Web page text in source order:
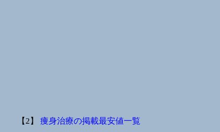
【2】 痩身治療の掲載最安値一覧